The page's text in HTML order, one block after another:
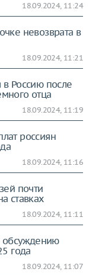
18.09.2024, 11:24
невозврата в
18.09.2024, 11:21
Россию после
отца
18.09.2024, 11:19
россиян
18.09.2024, 11:16
почти
ставках
18.09.2024, 11:11
обсуждению
года
18.09.2024, 11:07